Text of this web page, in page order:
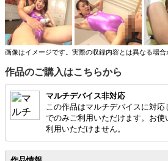
ポロ○とはみ出てしまいます。そんな可愛く
ンコを激ピストンで汗だくになるまで○しま
画像はイメージです。実際の収録内容とは異なる場合
作品のご購入はこちらから
マルチデバイス非対応
この作品はマルチデバイスに対
でのみご利用いただけます。お
利用いただけません。